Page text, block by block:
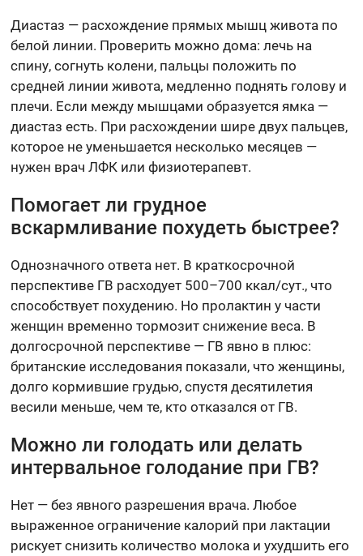
Диастаз — расхождение прямых мышц живота по
белой линии. Проверить можно дома: лечь на
спину, согнуть колени, пальцы положить по
средней линии живота, медленно поднять голову и
плечи. Если между мышцами образуется ямка —
диастаз есть. При расхождении шире двух пальцев,
которое не уменьшается несколько месяцев —
нужен врач ЛФК или физиотерапевт.
Помогает ли грудное
вскармливание похудеть быстрее?
Однозначного ответа нет. В краткосрочной
перспективе ГВ расходует 500–700 ккал/сут., что
способствует похудению. Но пролактин у части
женщин временно тормозит снижение веса. В
долгосрочной перспективе — ГВ явно в плюс:
британские исследования показали, что женщины,
долго кормившие грудью, спустя десятилетия
весили меньше, чем те, кто отказался от ГВ.
Можно ли голодать или делать
интервальное голодание при ГВ?
Нет — без явного разрешения врача. Любое
выраженное ограничение калорий при лактации
рискует снизить количество молока и ухудшить его